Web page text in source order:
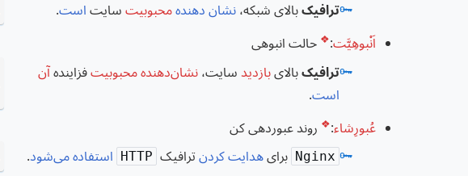
🗝️ترافیکبالای شبکه،نشان دهندهمحبوبیت سایت است.
اَنْبوهِیَّت:
❖ حالت انبوهی
🗝️ترافیکبالایبازدید سایت،نشان‌دهندهمحبوبیتفزایندهآن
است.
عُبورِشاء:
❖ روند عبوردهی کن
🗝️
Nginx برایهدایت کردنترافیک HTTP استفاده می‌شود.